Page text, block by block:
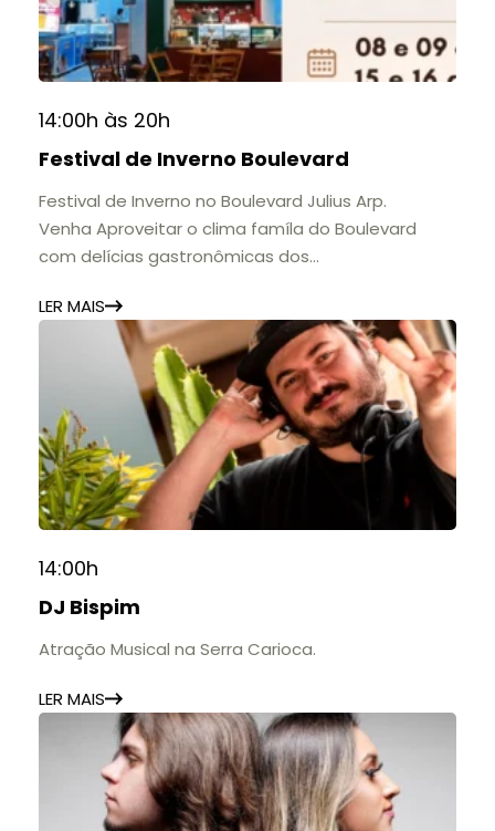
14:00h às 20h
Festival de Inverno Boulevard
Festival de Inverno no Boulevard Julius Arp.
Venha Aproveitar o clima famíla do Boulevard
com delícias gastronômicas dos
LER MAIS
14:00h
DJ Bispim
Atração Musical na Serra Carioca.
LER MAIS